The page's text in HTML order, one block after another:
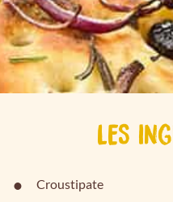
LES
Croustipate